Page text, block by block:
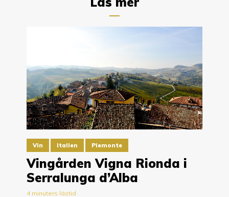
Vin Italien Piemonte
Vingården Vigna Rionda i
Serralunga d’Alba
4 minuters lästid